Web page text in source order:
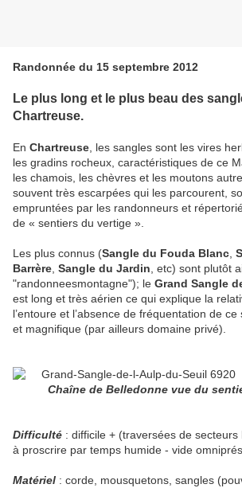
Randonnée du 15 septembre 2012
Le plus long et le plus beau des
Chartreuse.
En Chartreuse , les sangles sont les vires
les gradins rocheux, caractéristiques de ce
les chamois, les chèvres et les moutons
souvent très escarpées qui les parcourent,
empruntées par les randonneurs et
de « sentiers du vertige ».
Les plus connus (Sangle du Fouda Blanc
Barrère Sangle du Jardin , etc) sont plutôt
"randonneesmontagne"); le Grand Sangle
est long et très aérien ce qui explique la
l’entoure et l’absence de fréquentation de
et magnifique (par ailleurs domaine privé).
Chaîne de Belledonne vue du
Difficulté : difficile + (traversées de secteurs
à proscrire par temps humide - vide
Matériel : corde, mousquetons, sangles